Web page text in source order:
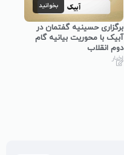
بخوانید
برگزاری حسینیه گفتمان در
آبیک با محوریت بیانیه گام
دوم انقلاب
اخبار